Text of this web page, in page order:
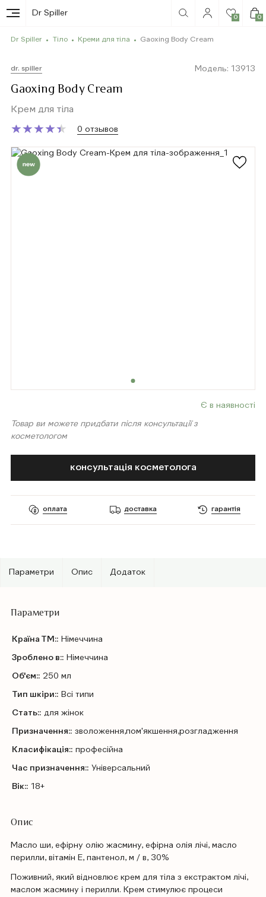
Dr Spiller
0 0
Dr Spiller Тіло Креми для тіла Gaoxing Body Cream
dr. spiller Модель: 13913
Gaoxing Body Cream
Крем для тіла
★
★★
★★
★★
★★
★ 0 отзывов
Є в наявності
Товар ви можете придбати після консультації з
косметологом
консультація косметолога
оплата доставка гарантія
Параметри Опис Додаток
Параметри
Країна ТМ:: Німеччина
Зроблено в:: Німеччина
Об'єм:: 250 мл
Тип шкіри:: Всі типи
Стать:: для жінок
Призначення:: зволоження,пом'якшення,розгладження
Класифікація:: професійна
Час призначення:: Універсальний
Вік:: 18+
Опис
Масло ши, ефірну олію жасмину, ефірна олія лічі, масло
перилли, вітамін Е, пантенол, м / в, 30%
Поживний, який відновлює крем для тіла з екстрактом лічі,
маслом жасмину і перилли. Крем стимулює процеси